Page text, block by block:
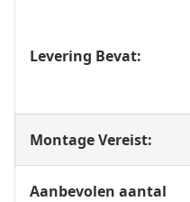
Levering Bevat:
Montage Vereist:
Aanbevolen aantal